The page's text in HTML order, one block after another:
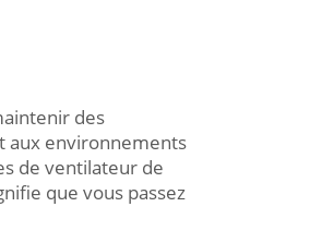
des
aux environnements
de ventilateur de
que vous passez